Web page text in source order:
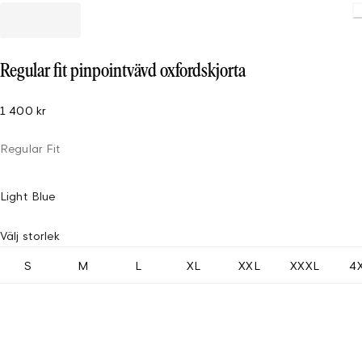
Regular fit pinpointvävd oxfordskjorta
1 400 kr
Regular Fit
Light Blue
Välj storlek
S M L XL XXL XXXL